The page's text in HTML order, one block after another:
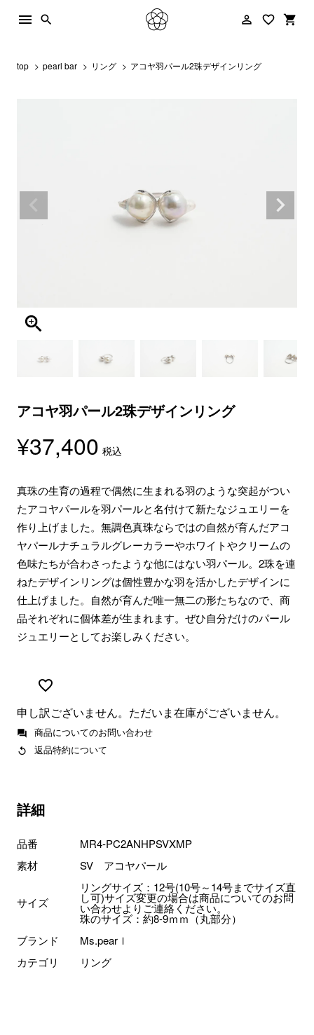
menu person_outline favorite_border shopping_cart
search
top pearl bar リング アコヤ羽パール2珠デザインリング
アコヤ羽パール2珠デザインリング
¥37,400 税込
真珠の生育の過程で偶然に生まれる羽のような突起がつい
たアコヤパールを羽パールと名付けて新たなジュエリーを
作り上げました。無調色真珠ならではの自然が育んだアコ
ヤパールナチュラルグレーカラーやホワイトやクリームの
色味たちが合わさったような他にはない羽パール。2珠を連
ねたデザインリングは個性豊かな羽を活かしたデザインに
仕上げました。自然が育んだ唯一無二の形たちなので、商
品それぞれに個体差が生まれます。ぜひ自分だけのパール
ジュエリーとしてお楽しみください。
申し訳ございません。ただいま在庫がございません。
商品についてのお問い合わせ
返品特約について
詳細
品番
MR4-PC2ANHPSVXMP
素材
SV アコヤパール
サイズ
リングサイズ：12号(10号～14号までサイズ直
し可)サイズ変更の場合は商品についてのお問
い合わせよりご連絡ください。
珠のサイズ：約8-9ｍｍ（丸部分）
ブランド
Ms.pearｌ
カテゴリ
リング